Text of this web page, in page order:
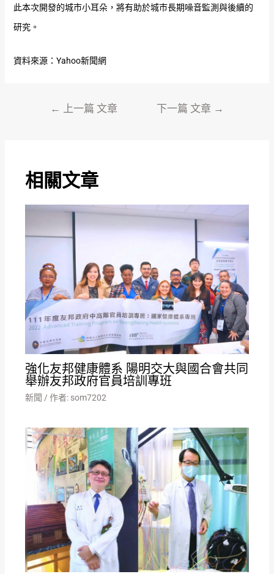
此本次開發的城市小耳朵，將有助於城市長期噪音監測與後續的
研究。
資料來源：Yahoo新聞網
← 上一篇 文章 下一篇 文章 →
相關文章
強化友邦健康體系 陽明交大與國合會共同
舉辦友邦政府官員培訓專班
新聞 / 作者: som7202